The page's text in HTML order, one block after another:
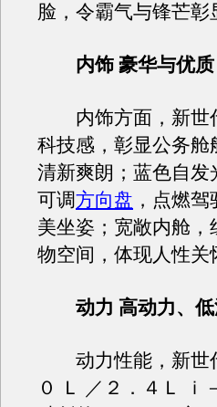
脸，令霸气与锋芒彰
内饰 豪华与优质
内饰方面，新世
科技感，彰显公务
清新爽朗；蓝色自发
可调方向盘 ，点燃
美坐姿；宽敞内舱
物空间，体现人性关
动力 高动力、
动力性能，新世
０ Ｌ ／２．４Ｌ ｉ